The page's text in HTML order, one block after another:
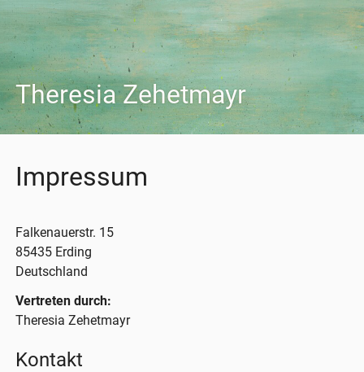
Theresia Zehetmayr
Impressum
Falkenauerstr. 15
85435 Erding
Deutschland
Vertreten durch:
Theresia Zehetmayr
Kontakt